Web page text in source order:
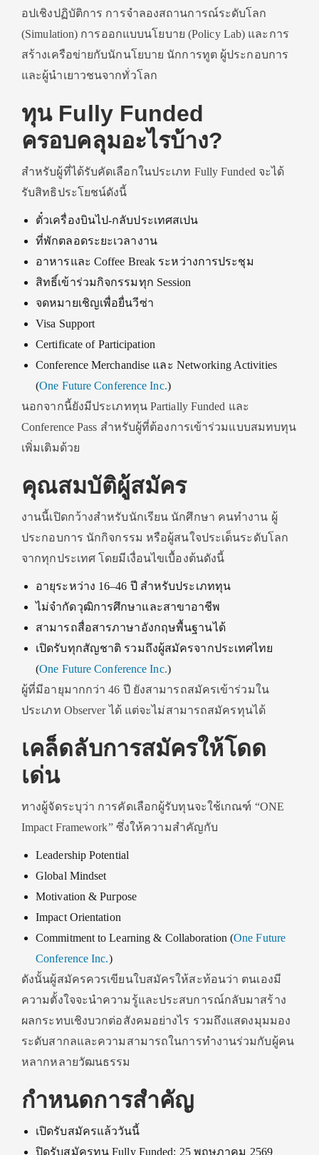
อปเชิงปฏิบัติการ การจำลองสถานการณ์ระดับโลก
(Simulation) การออกแบบนโยบาย (Policy Lab) และการ
สร้างเครือข่ายกับนักนโยบาย นักการทูต ผู้ประกอบการ
และผู้นำเยาวชนจากทั่วโลก
ทุน Fully Funded
ครอบคลุมอะไรบ้าง?
สำหรับผู้ที่ได้รับคัดเลือกในประเภท Fully Funded จะได้
รับสิทธิประโยชน์ดังนี้
ตั๋วเครื่องบินไป-กลับประเทศสเปน
ที่พักตลอดระยะเวลางาน
อาหารและ Coffee Break ระหว่างการประชุม
สิทธิ์เข้าร่วมกิจกรรมทุก Session
จดหมายเชิญเพื่อยื่นวีซ่า
Visa Support
Certificate of Participation
Conference Merchandise และ Networking Activities
(One Future Conference Inc.)
นอกจากนี้ยังมีประเภททุน Partially Funded และ
Conference Pass สำหรับผู้ที่ต้องการเข้าร่วมแบบสมทบทุน
เพิ่มเติมด้วย
คุณสมบัติผู้สมัคร
งานนี้เปิดกว้างสำหรับนักเรียน นักศึกษา คนทำงาน ผู้
ประกอบการ นักกิจกรรม หรือผู้สนใจประเด็นระดับโลก
จากทุกประเทศ โดยมีเงื่อนไขเบื้องต้นดังนี้
อายุระหว่าง 16–46 ปี สำหรับประเภททุน
ไม่จำกัดวุฒิการศึกษาและสาขาอาชีพ
สามารถสื่อสารภาษาอังกฤษพื้นฐานได้
เปิดรับทุกสัญชาติ รวมถึงผู้สมัครจากประเทศไทย
(One Future Conference Inc.)
ผู้ที่มีอายุมากกว่า 46 ปี ยังสามารถสมัครเข้าร่วมใน
ประเภท Observer ได้ แต่จะไม่สามารถสมัครทุนได้
เคล็ดลับการสมัครให้โดด
เด่น
ทางผู้จัดระบุว่า การคัดเลือกผู้รับทุนจะใช้เกณฑ์ “ONE
Impact Framework” ซึ่งให้ความสำคัญกับ
Leadership Potential
Global Mindset
Motivation & Purpose
Impact Orientation
Commitment to Learning & Collaboration (One Future
Conference Inc.)
ดังนั้นผู้สมัครควรเขียนใบสมัครให้สะท้อนว่า ตนเองมี
ความตั้งใจจะนำความรู้และประสบการณ์กลับมาสร้าง
ผลกระทบเชิงบวกต่อสังคมอย่างไร รวมถึงแสดงมุมมอง
ระดับสากลและความสามารถในการทำงานร่วมกับผู้คน
หลากหลายวัฒนธรรม
กำหนดการสำคัญ
เปิดรับสมัครแล้ววันนี้
ปิดรับสมัครทุน Fully Funded: 25 พฤษภาคม 2569